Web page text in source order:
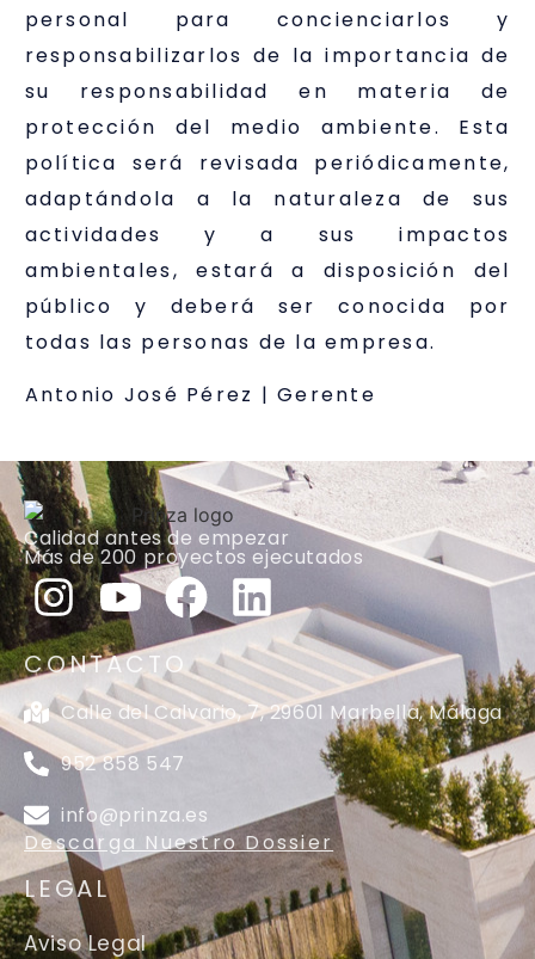
personal para concienciarlos y
responsabilizarlos de la importancia de
su responsabilidad en materia de
protección del medio ambiente. Esta
política será revisada periódicamente,
adaptándola a la naturaleza de sus
actividades y a sus impactos
ambientales, estará a disposición del
público y deberá ser conocida por
todas las personas de la empresa.
Antonio José Pérez | Gerente
Calidad antes de empezar
Más de 200 proyectos ejecutados
CONTACTO
Calle del Calvario, 7, 29601 Marbella, Málaga
952 858 547
info@prinza.es
Descarga Nuestro Dossier
LEGAL
Aviso Legal